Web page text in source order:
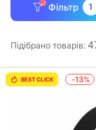
Фільтр 1
Підібрано товарів:
BEST CLICK -13%